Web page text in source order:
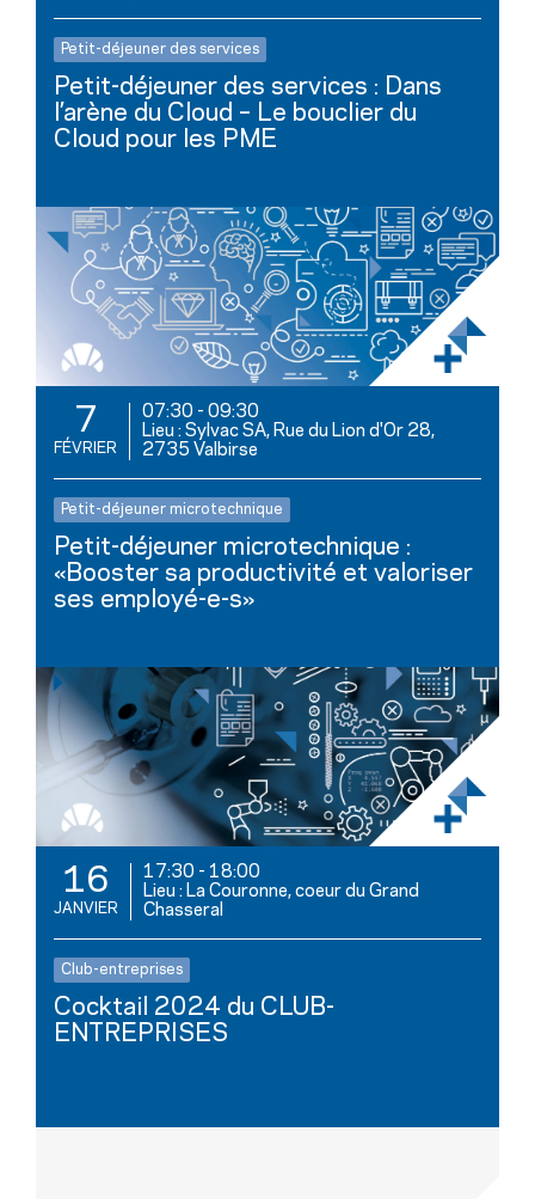
Petit-déjeuner des services
Petit-déjeuner des services : Dans
l’arène du Cloud – Le bouclier du
Cloud pour les PME
7
FÉVRIER
07:30 - 09:30
Lieu : Sylvac SA, Rue du Lion d'Or 28,
2735 Valbirse
Petit-déjeuner microtechnique
Petit-déjeuner microtechnique :
«Booster sa productivité et valoriser
ses employé-e-s»
16
JANVIER
17:30 - 18:00
Lieu : La Couronne, coeur du Grand
Chasseral
Club-entreprises
Cocktail 2024 du CLUB-
ENTREPRISES